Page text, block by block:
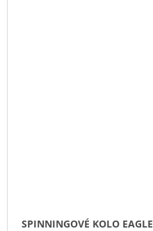
SPINNINGOVÉ KOLO EAGLE